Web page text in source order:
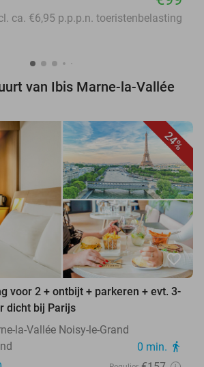
ca. €6,95 p.p.p.n. toeristenbelasting
van Ibis Marne-la-Vallée
24%
favorite_border
voor 2 + ontbijt + parkeren + evt. 3-
dicht bij Parijs
la-Vallée Noisy-le-Grand
0 min. directions_walk